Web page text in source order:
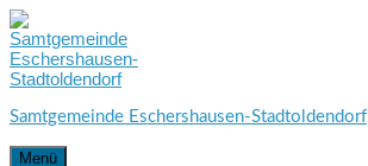
Skip
to
content
Skip
to
main
navigation
Skip
to
footer
Samtgemeinde Eschershausen-Stadtoldendorf
Menü